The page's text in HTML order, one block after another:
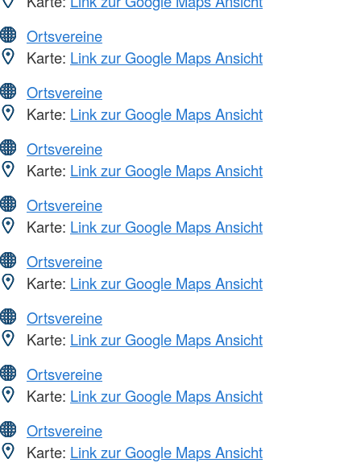
Ortsvereine
Karte: Link zur Google Maps Ansicht
Ortsvereine
Karte: Link zur Google Maps Ansicht
Ortsvereine
Karte: Link zur Google Maps Ansicht
Ortsvereine
Karte: Link zur Google Maps Ansicht
Ortsvereine
Karte: Link zur Google Maps Ansicht
Ortsvereine
Karte: Link zur Google Maps Ansicht
Ortsvereine
Karte: Link zur Google Maps Ansicht
Ortsvereine
Karte: Link zur Google Maps Ansicht